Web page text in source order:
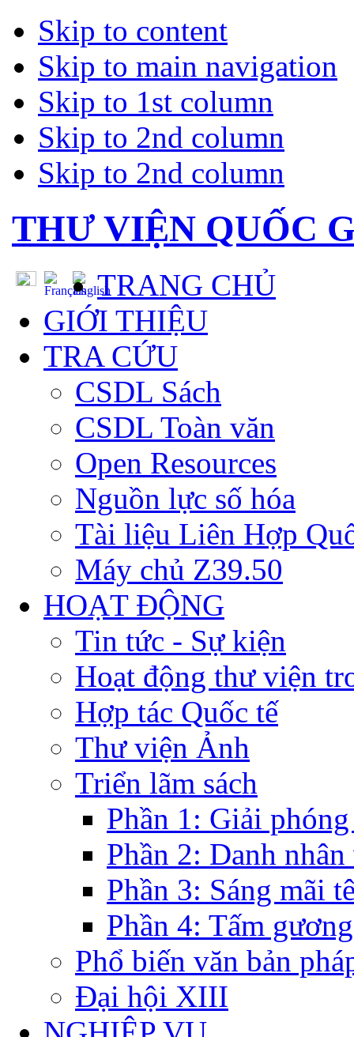
Skip to content
Skip to main navigation
Skip to 1st column
Skip to 2nd column
Skip to 2nd column
THƯ VIỆN QUỐC
TRANG CHỦ
GIỚI THIỆU
TRA CỨU
CSDL Sách
CSDL Toàn văn
Open Resources
Nguồn lực số hóa
Tài liệu Liên Hợp
Máy chủ Z39.50
HOẠT ĐỘNG
Tin tức - Sự kiện
Hoạt động thư viện
Hợp tác Quốc tế
Thư viện Ảnh
Triển lãm sách
Phần 1: Giải
Phần 2: Danh nhân
Phần 3: Sáng mãi
Phần 4: Tấm
Phổ biến văn bản
Đại hội XIII